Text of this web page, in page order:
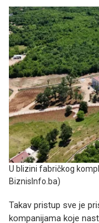
U blizini fabričkog
BiznisInfo.ba)
Takav pristup sve je
kompanijama koje